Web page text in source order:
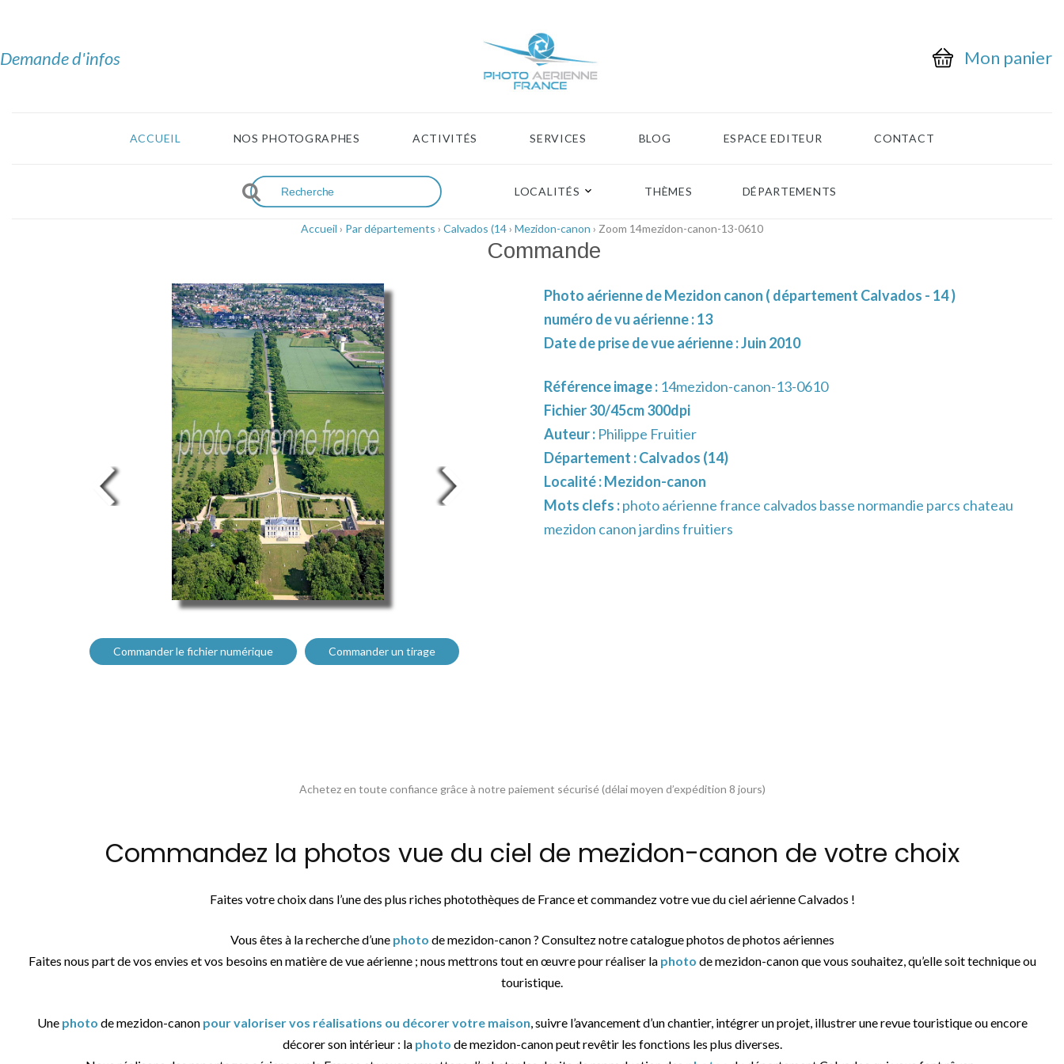
Demande d'infos Mon panier
ACCUEIL NOS PHOTOGRAPHES ACTIVITÉS SERVICES BLOG ESPACE EDITEUR CONTACT
LOCALITÉS THÈMES DÉPARTEMENTS
Accueil › Par départements › Calvados (14› Mezidon-canon › Zoom 14mezidon-canon-13-0610
Commande
Commander le fichier numérique Commander un tirage
Photo aérienne de Mezidon canon ( département Calvados - 14 )
numéro de vu aérienne : 13
Date de prise de vue aérienne : Juin 2010
Référence image : 14mezidon-canon-13-0610
Fichier 30/45cm 300dpi
Auteur : Philippe Fruitier
Département :Calvados (14)
Localité :Mezidon-canon
Mots clefs :photo aérienne france calvados basse normandie parcs chateau
mezidon canon jardins fruitiers
Achetez en toute confiance grâce à notre paiement sécurisé (délai moyen d’expédition 8 jours)
Commandez la photos vue du ciel de mezidon-canon de votre choix
Faites votre choix dans l’une des plus riches photothèques de France et commandez votre vue du ciel aérienne Calvados !
Vous êtes à la recherche d’une photo de mezidon-canon ? Consultez notre catalogue photos de photos aériennes
Faites nous part de vos envies et vos besoins en matière de vue aérienne ; nous mettrons tout en œuvre pour réaliser la photo de mezidon-canon que vous souhaitez, qu’elle soit technique ou
touristique.
Une photo de mezidon-canon pour valoriser vos réalisations ou décorer votre maison, suivre l’avancement d’un chantier, intégrer un projet, illustrer une revue touristique ou encore
décorer son intérieur : la photo de mezidon-canon peut revêtir les fonctions les plus diverses.